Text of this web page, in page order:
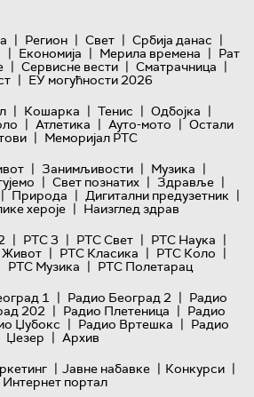
| Регион | Свет | Србија данас |
| Економија | Мерила времена | Рат
| Сервисне вести | Сматрачница |
| ЕУ могућности 2026
| Кошарка | Тенис | Одбојка |
| Атлетика | Ауто-мото | Остали
| Меморијал РТС
| Занимљивости | Музика |
| Свет познатих | Здравље |
| Природа | Дигитални предузетник |
хероје | Наизглед здрав
| РТС 3 | РТС Свет | РТС Наука |
| РТС Класика | РТС Коло |
РТС Музика | РТС Полетарац
1 | Радио Београд 2 | Радио
202 | Радио Плетеница | Радио
Џубокс | Радио Вртешка | Радио
Џезер | Архив
| Јавне набавке | Конкурси |
Интернет портал